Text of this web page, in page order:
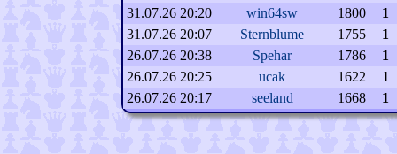
31.07.26 20:20
win64sw 1800
1
31.07.26 20:07
Sternblume 1755
1
26.07.26 20:38
Spehar 1786
1
26.07.26 20:25
ucak 1622
1
26.07.26 20:17
seeland 1668 1